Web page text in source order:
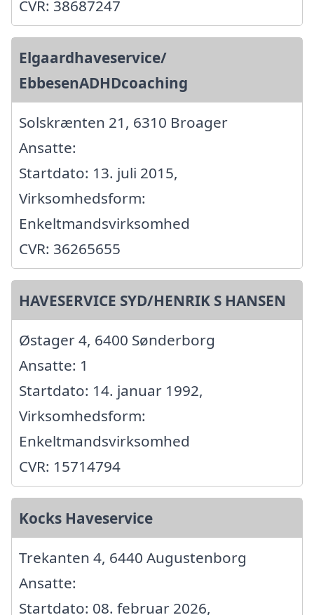
CVR: 38687247
Elgaardhaveservice/
EbbesenADHDcoaching
Solskrænten 21, 6310 Broager
Ansatte:
Startdato: 13. juli 2015,
Virksomhedsform:
Enkeltmandsvirksomhed
CVR: 36265655
HAVESERVICE SYD/HENRIK S HANSEN
Østager 4, 6400 Sønderborg
Ansatte: 1
Startdato: 14. januar 1992,
Virksomhedsform:
Enkeltmandsvirksomhed
CVR: 15714794
Kocks Haveservice
Trekanten 4, 6440 Augustenborg
Ansatte:
Startdato: 08. februar 2026,